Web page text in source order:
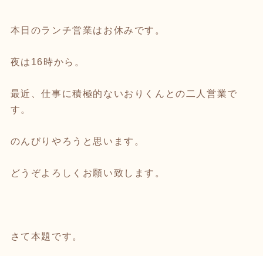
本日のランチ営業はお休みです。
夜は16時から。
最近、仕事に積極的ないおりくんとの二人営業で
す。
のんびりやろうと思います。
どうぞよろしくお願い致します。
さて本題です。